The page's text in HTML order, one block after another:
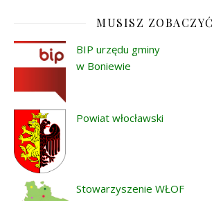
MUSISZ ZOBACZYĆ
BIP urzędu gminy
w Boniewie
Powiat włocławski
Stowarzyszenie WŁOF